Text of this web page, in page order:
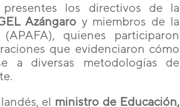
los directivos de la
Azángaro y miembros de la
quienes participaron
que evidenciaron cómo
a diversas metodologías de
el ministro de Educación,